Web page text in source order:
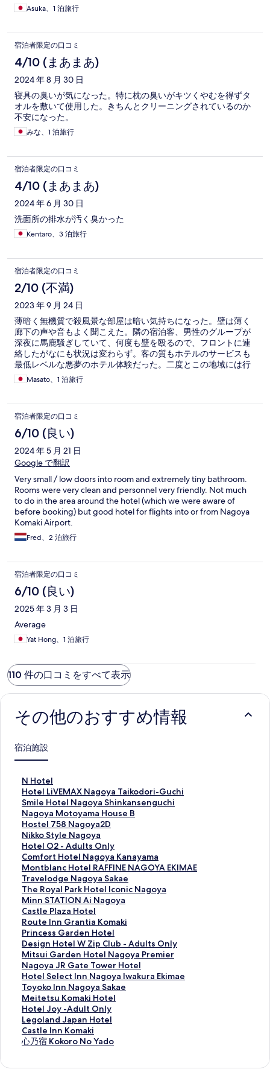
Asuka、1 泊旅行
宿泊者限定の口コミ
4/10 (まあまあ)
2024 年 8 月 30 日
寝具の臭いが気になった。特に枕の臭いがキツくやむを得ずタ
オルを敷いて使用した。きちんとクリーニングされているのか
不安になった。
みな、1 泊旅行
宿泊者限定の口コミ
4/10 (まあまあ)
2024 年 6 月 30 日
洗面所の排水が汚く臭かった
Kentaro、3 泊旅行
宿泊者限定の口コミ
2/10 (不満)
2023 年 9 月 24 日
薄暗く無機質で殺風景な部屋は暗い気持ちになった。壁は薄く
廊下の声や音もよく聞こえた。隣の宿泊客、男性のグループが
深夜に馬鹿騒ぎしていて、何度も壁を殴るので、フロントに連
絡したがなにも状況は変わらず。客の質もホテルのサービスも
最低レベルな悪夢のホテル体験だった。二度とこの地域には行
かない。
Masato、1 泊旅行
宿泊者限定の口コミ
6/10 (良い)
2024 年 5 月 21 日
Google で翻訳
Very small / low doors into room and extremely tiny bathroom.
Rooms were very clean and personnel very friendly. Not much
to do in the area around the hotel (which we were aware of
before booking) but good hotel for flights into or from Nagoya
Komaki Airport.
Fred、2 泊旅行
宿泊者限定の口コミ
6/10 (良い)
2025 年 3 月 3 日
Average
Yat Hong、1 泊旅行
110 件の口コミをすべて表示
その他のおすすめ情報
宿泊施設
N Hotel
N
H
o
t
e
l
の
ペ
ー
ジ
を
開
く
リ
ン
ク
Hotel LiVEMAX Nagoya Taikodori-Guchi
H
o
t
e
l
L
i
V
E
M
A
X
N
a
g
o
y
a
T
a
i
k
o
d
Smile Hotel Nagoya Shinkansenguchi
S
m
i
l
e
H
o
t
e
l
N
a
g
o
y
a
S
h
i
n
k
a
n
Nagoya Motoyama House B
N
a
g
o
y
a
M
o
t
o
y
a
m
a
H
o
u
s
e
B
の
ペ
Hostel 758 Nagoya2D
H
o
s
t
e
l
7
5
8
N
a
g
o
y
a
2
D
の
ペ
ー
ジ
Nikko Style Nagoya
N
i
k
k
o
S
t
y
l
e
N
a
g
o
y
a
の
ペ
ー
ジ
Hotel O2 - Adults Only
H
o
t
e
l
O
2
-
A
d
u
l
t
s
O
n
l
y
の
Comfort Hotel Nagoya Kanayama
C
o
m
f
o
r
t
H
o
t
e
l
N
a
g
o
y
a
Montblanc Hotel RAFFINE NAGOYA EKIMAE
M
o
n
t
b
l
a
n
c
H
o
t
e
l
R
A
F
Travelodge Nagoya Sakae
T
r
a
v
e
l
o
d
g
e
N
a
g
o
y
a
The Royal Park Hotel Iconic Nagoya
T
h
e
R
o
y
a
l
P
a
r
k
H
o
t
Minn STATION Ai Nagoya
M
i
n
n
S
T
A
T
I
O
N
A
i
N
Castle Plaza Hotel
C
a
s
t
l
e
P
l
a
z
a
H
o
Route Inn Grantia Komaki
R
o
u
t
e
I
n
n
G
r
a
n
Princess Garden Hotel
P
r
i
n
c
e
s
s
G
a
r
Design Hotel W Zip Club - Adults Only
D
e
s
i
g
n
H
o
t
e
Mitsui Garden Hotel Nagoya Premier
M
i
t
s
u
i
G
a
r
Nagoya JR Gate Tower Hotel
N
a
g
o
y
a
J
R
Hotel Select Inn Nagoya Iwakura Ekimae
H
o
t
e
l
S
e
Toyoko Inn Nagoya Sakae
T
o
y
o
k
o
Meitetsu Komaki Hotel
M
e
i
t
e
Hotel Joy -Adult Only
H
o
t
e
Legoland Japan Hotel
L
e
g
Castle Inn Komaki
C
a
心乃宿 Kokoro No Yado
心